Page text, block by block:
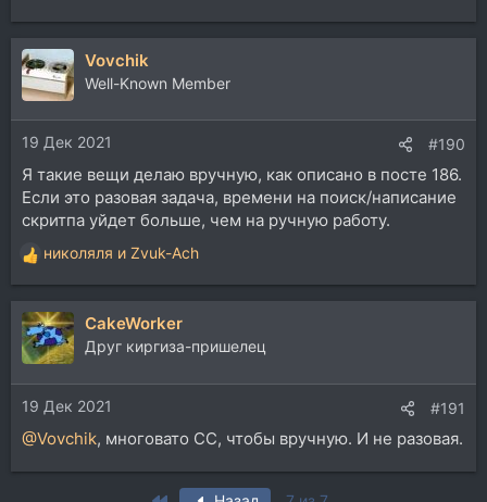
Vovchik
Well-Known Member
19 Дек 2021 #190
Я такие вещи делаю вручную, как описано в посте 186.
Если это разовая задача, времени на поиск/написание
скритпа уйдет больше, чем на ручную работу.
Р
е
а
к
ц
и
и
:
николяля и Zvuk-Ach
CakeWorker
Друг киргиза-пришелец
19 Дек 2021 #191
@Vovchik, многовато СС, чтобы вручную. И не разовая.